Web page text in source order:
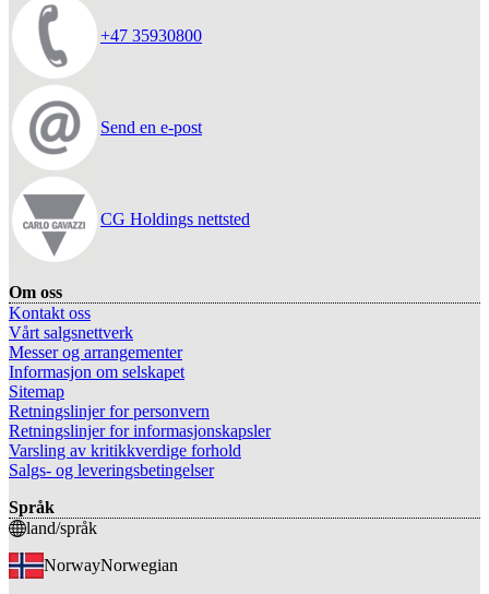
+47 35930800
Send en e-post
CG Holdings nettsted
Om oss
Kontakt oss
Vårt salgsnettverk
Messer og arrangementer
Informasjon om selskapet
Sitemap
Retningslinjer for personvern
Retningslinjer for informasjonskapsler
Varsling av kritikkverdige forhold
Salgs- og leveringsbetingelser
Språk
land/språk
NorwayNorwegian